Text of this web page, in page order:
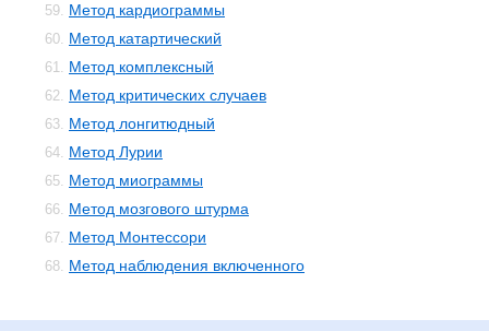
59. Метод кардиограммы
60. Метод катартический
61. Метод комплексный
62. Метод критических случаев
63. Метод лонгитюдный
64. Метод Лурии
65. Метод миограммы
66. Метод мозгового штурма
67. Метод Монтессори
68. Метод наблюдения включенного